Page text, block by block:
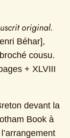
original.
Béhar],
cousu.
+ XLVIII
devant la
Book à